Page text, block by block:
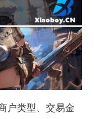
户类型、交易金